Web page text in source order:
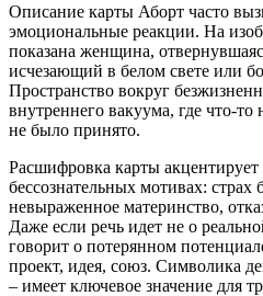
Описание карты Аборт часто
эмоциональные реакции. На
показана женщина,
исчезающий в белом свете или
Пространство вокруг
внутреннего вакуума, где что-
не было принято.
Расшифровка карты
бессознательных мотивах: страх
невыраженное материнство,
Даже если речь идет не о
говорит о потерянном
проект, идея, союз. Символика
– имеет ключевое значение для